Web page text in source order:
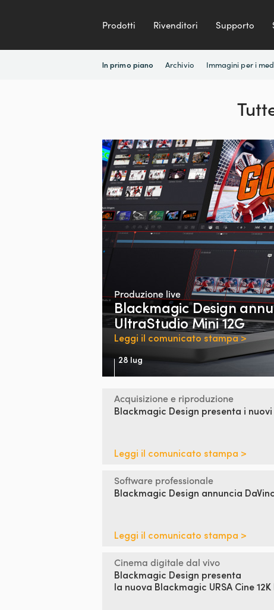
Prodotti Rivenditori Supporto
In primo piano Archivio Immagini per i
Produzione live
Blackmagic Design
UltraStudio Mini 12G
Leggi il comunicato stampa >
28 lug
Acquisizione e riproduzione
Blackmagic Design presenta i nuovi
Leggi il comunicato stampa >
Software professionale
Blackmagic Design annuncia
Leggi il comunicato stampa >
Cinema digitale dal vivo
Blackmagic Design presenta
la nuova Blackmagic URSA Cine 12K